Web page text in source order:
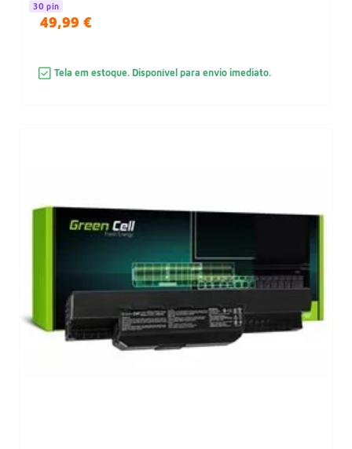
30 pin
49,99 €
Tela em estoque. Disponível para envio imediato.